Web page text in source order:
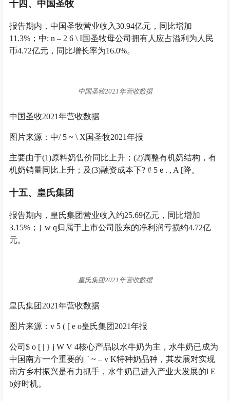
十四、中国圣牧
报告期内，中国圣牧营业收入30.94亿元，同比增加
11.3%；中: n – 2 6 \ I国圣牧母公司拥有人应占溢利为人民
币4.72亿元，同比增长率为16.0%。
中国圣牧2021年营收数据
中国圣牧2021年营收数据
图片来源：中/ 5 ~ \ X国圣牧2021年报
主要由于(1)原料奶售价同比上升；(2)调整有机奶结构，有
机奶销量同比上升；及(3)融资成本下? # 5 e . , A [降。
十五、皇氏集团
报告期内，皇氏集团营业收入约25.69亿元，同比增加
3.15%； } w q归属于上市公司股东的净利润亏损约4.72亿
元。
皇氏集团2021年营收数据
皇氏集团2021年营收数据
图片来源： v 5 ( [ e o皇氏集团2021年报
公司 $ o [ | } j W V 4核心产品以水牛奶为主，水牛奶已成为
中国南方一个重要的| ` ~ – v K特种奶品种，其发展对实现
南方乡村振兴是有力抓手，水牛奶已进入产业大发展的l E
b好时机。